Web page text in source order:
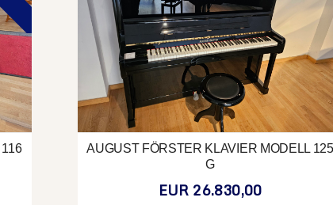
AUGUST FÖRSTER KLAVIER MODELL 125
G
EUR 26.830,00